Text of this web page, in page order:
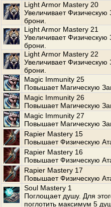
Light Armor Mastery 20
Увеличивает
брони.
Light Armor Mastery 21
Увеличивает
брони.
Light Armor Mastery 22
Увеличивает
брони.
Magic Immunity 25
Повышает Магическую
Magic Immunity 26
Повышает Магическую
Magic Immunity 27
Повышает Магическую
Rapier Mastery 15
Повышает Физическую
Rapier Mastery 16
Повышает Физическую
Rapier Mastery 17
Повышает Физическую
Soul Mastery 1
Поглощает душу. Для
поглотить максимум 5